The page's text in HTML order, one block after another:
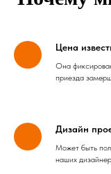
Цена
Она
приезда
Дизайн
Может быть
наших